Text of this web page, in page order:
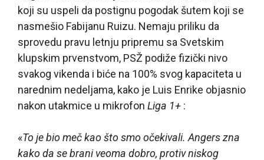
koji su uspeli da postignu pogodak šutem koji se
nasmešio Fabijanu Ruizu. Nemaju priliku da
sprovedu pravu letnju pripremu sa Svetskim
klupskim prvenstvom, PSŽ podiže fizički nivo
svakog vikenda i biće na 100% svog kapaciteta u
narednim nedeljama, kako je Luis Enrike objasnio
nakon utakmice u mikrofon Liga 1+ :
«To je bio meč kao što smo očekivali. Angers zna
kako da se brani veoma dobro, protiv niskog